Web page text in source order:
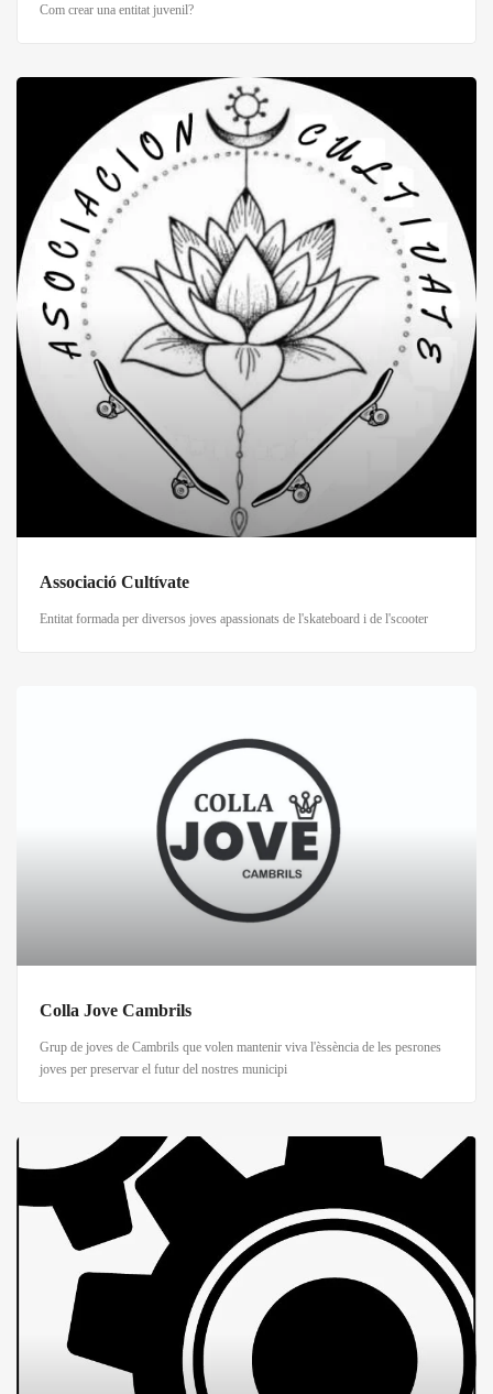
Com crear una entitat juvenil?
Associació Cultívate
Entitat formada per diversos joves apassionats de l'skateboard i de l'scooter
Colla Jove Cambrils
Grup de joves de Cambrils que volen mantenir viva l'èssència de les pesrones
joves per preservar el futur del nostres municipi